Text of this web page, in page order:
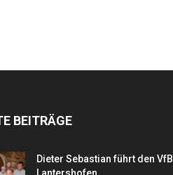
BEITRÄGE
Dieter Sebastian führt den VfB